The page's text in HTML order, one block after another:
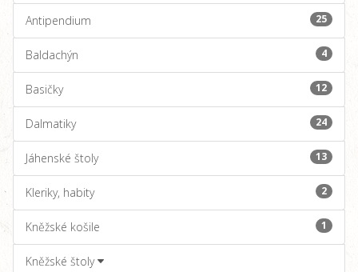
Antipendium 25
Baldachýn 4
Basičky 12
Dalmatiky 24
Jáhenské štoly 13
Kleriky, habity 2
Kněžské košile 1
Kněžské štoly